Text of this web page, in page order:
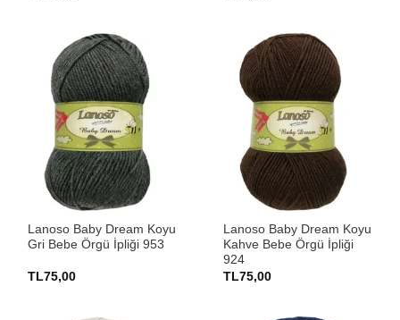
Lanoso Baby Dream Koyu
Gri Bebe Örgü İpliği 953
TL75,00
Lanoso Baby Dream Koyu
Kahve Bebe Örgü İpliği
924
TL75,00